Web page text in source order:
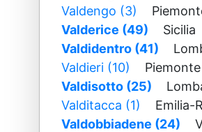
Valdengo (3)
Valderice (49)
Sicilia
Valdidentro (41)
Valdieri (10)
Piemonte
Valdisotto (25)
Valditacca (1)
Emilia-
Valdobbiadene (24)